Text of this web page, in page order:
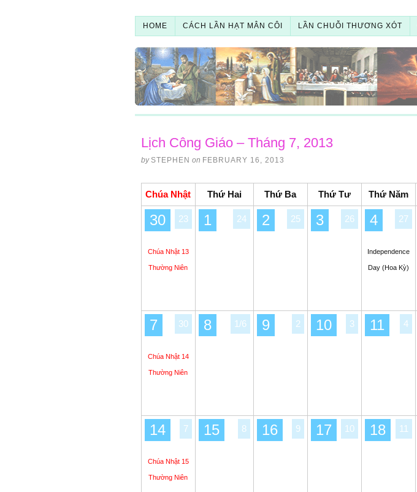
HOME CÁCH LẦN HẠT MÂN CÔI LẦN CHUỖI THƯƠNG XÓT
Lịch Công Giáo – Tháng 7, 2013
by STEPHEN on FEBRUARY 16, 2013
Chúa Nhật Thứ Hai Thứ Ba Thứ Tư Thứ Năm
30 23
Chúa Nhật 13
Thường Niên
1 24 2 25 3 26 4 27
Independence
Day (Hoa Kỳ)
7 30
Chúa Nhật 14
Thường Niên
8 1/6 9 2 10 3 11 4
14 7
Chúa Nhật 15
Thường Niên
15 8 16 9 17 10 18 11